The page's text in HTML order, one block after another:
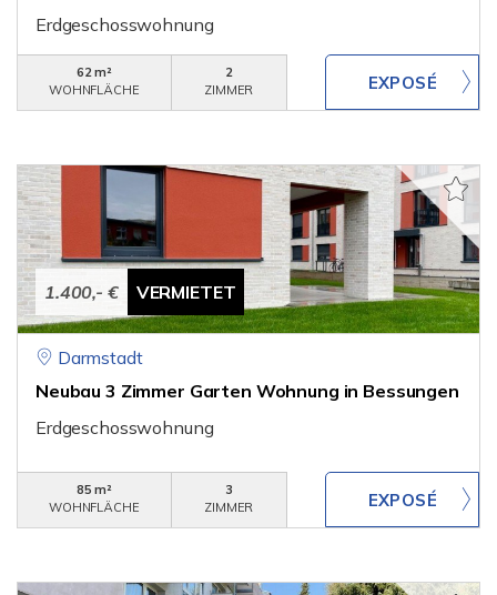
Erdgeschosswohnung
62 m²
WOHNFLÄCHE
2
ZIMMER
1.400,- € VERMIETET
Darmstadt
Neubau 3 Zimmer Garten Wohnung in Bessungen
Erdgeschosswohnung
85 m²
WOHNFLÄCHE
3
ZIMMER